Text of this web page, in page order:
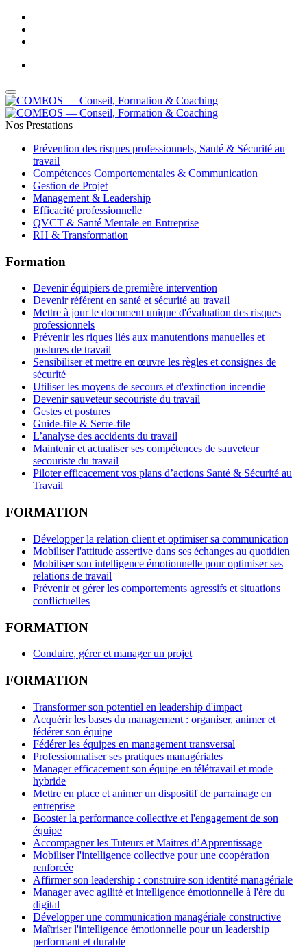
Nos Prestations
Prévention des risques professionnels, Santé & Sécurité au
travail
Compétences Comportementales & Communication
Gestion de Projet
Management & Leadership
Efficacité professionnelle
QVCT & Santé Mentale en Entreprise
RH & Transformation
Formation
Devenir équipiers de première intervention
Devenir référent en santé et sécurité au travail
Mettre à jour le document unique d'évaluation des risques
professionnels
Prévenir les riques liés aux manutentions manuelles et
postures de travail
Sensibiliser et mettre en œuvre les règles et consignes de
sécurité
Utiliser les moyens de secours et d'extinction incendie
Devenir sauveteur secouriste du travail
Gestes et postures
Guide-file & Serre-file
L’analyse des accidents du travail
Maintenir et actualiser ses compétences de sauveteur
secouriste du travail
Piloter efficacement vos plans d’actions Santé & Sécurité au
Travail
FORMATION
Développer la relation client et optimiser sa communication
Mobiliser l'attitude assertive dans ses échanges au quotidien
Mobiliser son intelligence émotionnelle pour optimiser ses
relations de travail
Prévenir et gérer les comportements agressifs et situations
conflictuelles
FORMATION
Conduire, gérer et manager un projet
FORMATION
Transformer son potentiel en leadership d'impact
Acquérir les bases du management : organiser, animer et
fédérer son équipe
Fédérer les équipes en management transversal
Professionnaliser ses pratiques managériales
Manager efficacement son équipe en télétravail et mode
hybride
Mettre en place et animer un dispositif de parrainage en
entreprise
Booster la performance collective et l'engagement de son
équipe
Accompagner les Tuteurs et Maitres d’Apprentissage
Mobiliser l'intelligence collective pour une coopération
renforcée
Affirmer son leadership : construire son identité managériale
Manager avec agilité et intelligence émotionnelle à l'ère du
digital
Développer une communication managériale constructive
Maîtriser l'intelligence émotionnelle pour un leadership
performant et durable